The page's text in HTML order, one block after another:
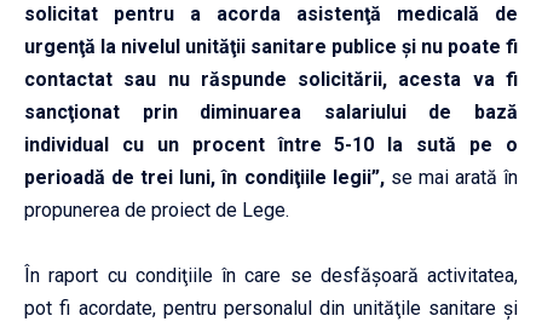
solicitat pentru a acorda asistenţă medicală de
urgenţă la nivelul unităţii sanitare publice şi nu poate fi
contactat sau nu răspunde solicitării, acesta va fi
sancţionat prin diminuarea salariului de bază
individual cu un procent între 5-10 la sută pe o
perioadă de trei luni, în condiţiile legii”,se mai arată în
propunerea de proiect de Lege.
În raport cu condiţiile în care se desfăşoară activitatea,
pot fi acordate, pentru personalul din unităţile sanitare şi